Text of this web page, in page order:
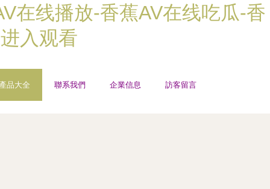
在线播放-香蕉AV在线吃瓜-香
入观看
品大全 聯系我們 企業信息 訪客留言